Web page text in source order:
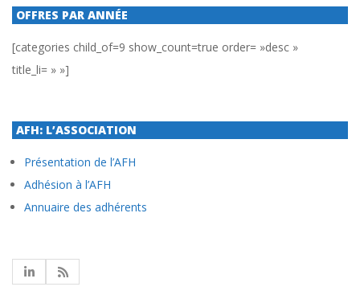
OFFRES PAR ANNÉE
[categories child_of=9 show_count=true order= »desc »
title_li= » »]
AFH: L’ASSOCIATION
Présentation de l’AFH
Adhésion à l’AFH
Annuaire des adhérents